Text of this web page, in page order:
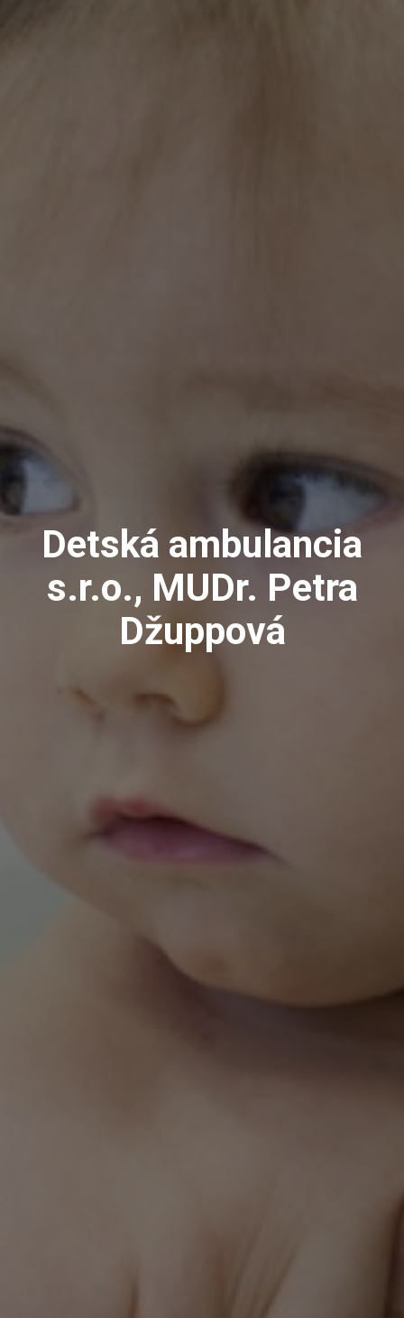
Detská ambulancia
s.r.o., MUDr. Petra
Džuppová